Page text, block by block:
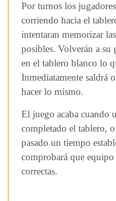
Por turnos los
corriendo hacia el
intentaran memorizar
posibles. Volverán a
en el tablero blanco lo
Inmediatamente saldrá
hacer lo mismo.
El juego acaba cuando
completado el tablero,
pasado un tiempo
comprobará que equipo
correctas.